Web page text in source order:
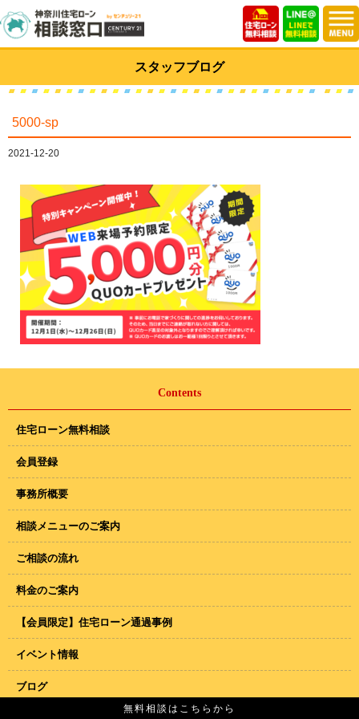
スタッフブログ
5000-sp
2021-12-20
Contents
住宅ローン無料相談
会員登録
事務所概要
相談メニューのご案内
ご相談の流れ
料金のご案内
【会員限定】住宅ローン通過事例
イベント情報
ブログ
無料相談はこちらから